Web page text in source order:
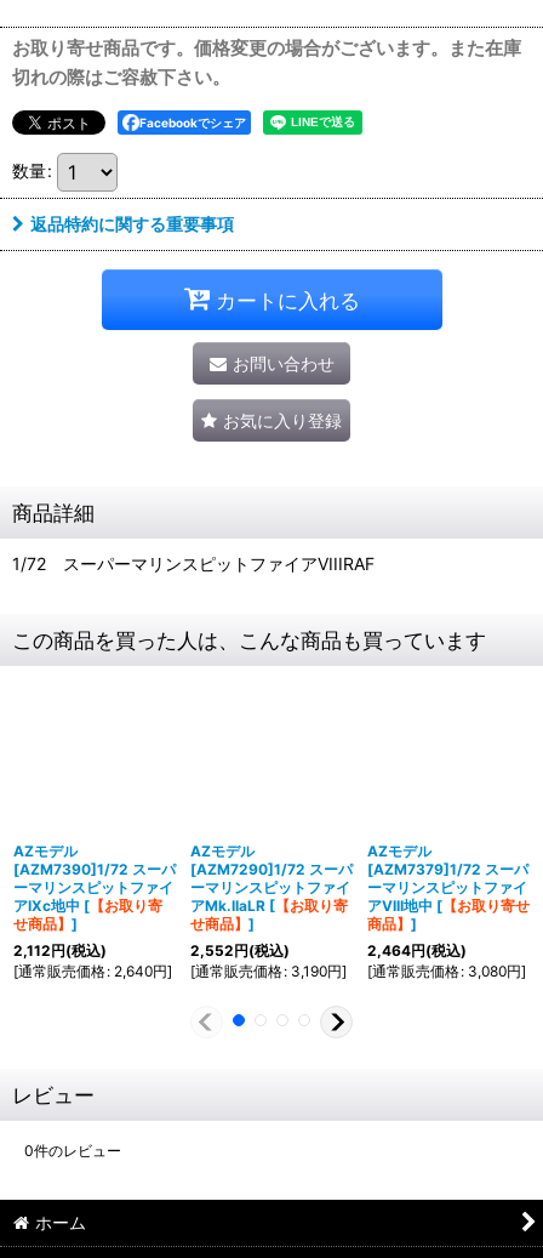
お取り寄せ商品です。価格変更の場合がございます。また在庫
切れの際はご容赦下さい。
Facebookでシェア
数量:
返品特約に関する重要事項
カートに入れる
お問い合わせ
お気に入り登録
商品詳細
1/72 スーパーマリンスピットファイアVIIIRAF
この商品を買った人は、こんな商品も買っています
AZモデル
[AZM7390]1/72 スーパ
ーマリンスピットファイ
アIXc地中 [ 【お取り寄
せ商品】 ]
2,112円(税込)
[通常販売価格: 2,640円]
AZモデル
[AZM7290]1/72 スーパ
ーマリンスピットファイ
アMk.IIaLR [ 【お取り寄
せ商品】 ]
2,552円(税込)
[通常販売価格: 3,190円]
AZモデル
[AZM7379]1/72 スーパ
ーマリンスピットファイ
アVIII地中 [ 【お取り寄せ
商品】 ]
2,464円(税込)
[通常販売価格: 3,080円]
レビュー
0件のレビュー
ホーム